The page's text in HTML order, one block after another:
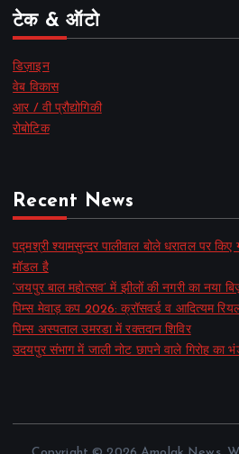
टेक & ऑटो
डिज़ाइन
वेब विकास
आर / वी प्रौद्योगिकी
रोबोटिक
Recent News
पद्मश्री श्यामसुन्दर पालीवाल बोले धरातल पर किए
मॉडल है
‘जयपुर बाल महोत्सव’ में झीलों की नगरी का नया
पिम्स मेवाड़ कप 2026: क्रॉसवर्ड व आदित्यम
पिम्स अस्पताल उमरडा में रक्तदान शिविर
उदयपुर संभाग में जाली नोट छापने वाले गिरोह का